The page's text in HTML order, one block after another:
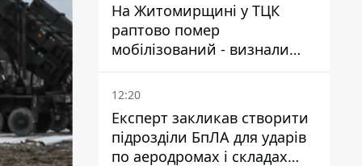
На Житомирщині у ТЦК
раптово помер
мобілізований - визнали
придатним і одразу ж
зупинилося серце
12:20
Експерт закликав створити
підрозділи БпЛА для ударів
по аеродромах і складах